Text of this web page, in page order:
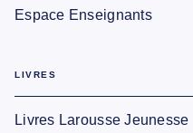
Espace Enseignants
LIVRES
Livres Larousse Jeunesse